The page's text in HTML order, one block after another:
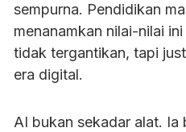
sempurna. Pendidikan
menanamkan nilai-nilai
tidak tergantikan, tapi
era digital.
AI bukan sekadar alat. Ia